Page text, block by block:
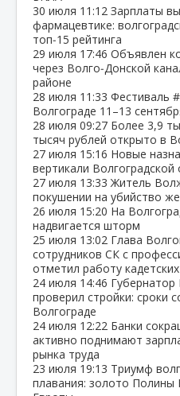
30 июля 11:12 Зарплаты
фармацевтике:
топ‑15 рейтинга
29 июля 17:46 Объявлен
через Волго‑Донской
районе
28 июля 11:33 Фестиваль
Волгограде 11–13
28 июля 09:27 Более 3,9
тысяч рублей открыто в
27 июля 15:16 Новые
вертикали Волгоградской
27 июля 13:33 Житель
покушении на убийство
26 июля 15:20 На
надвигается шторм
25 июля 13:02 Глава
сотрудников СК с
отметил работу
24 июля 14:46
проверил стройки: сроки
Волгограде
24 июля 12:22 Банки
активно поднимают
рынка труда
23 июля 19:13 Триумф
плавания: золото Полины